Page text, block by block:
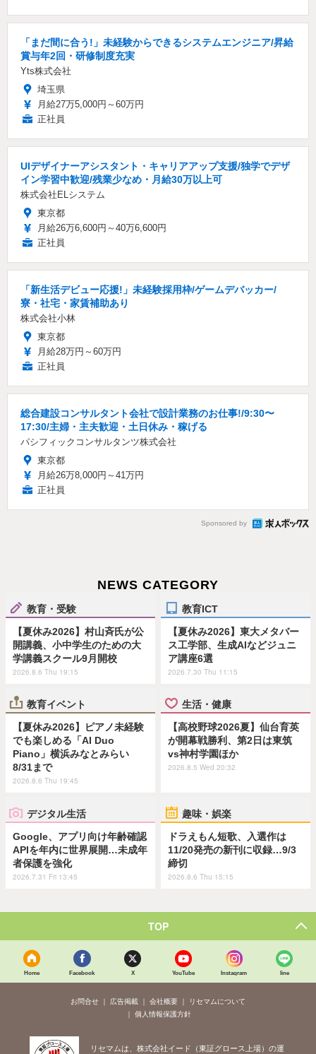
「まだ間に合う!」未経験からできるシステムエンジニア/昇給
賞与年2回・研修制度充実
Yts株式会社
埼玉県
月給27万5,000円～60万円
正社員
UIデザイナーアシスタント・キャリアアップ支援/独学でデザ
イン学習中歓迎/残業少なめ・月給30万以上可
株式会社ELシステム
東京都
月給26万6,600円～40万6,600円
正社員
「新生活デビュー応援!」未経験採用枠/ゲームデバッカー/
寮・社宅・家賃補助あり
株式会社小林
東京都
月給28万円～60万円
正社員
総合建設コンサルタント会社で設計業務のお仕事!/9:30〜
17:30/主婦・主夫歓迎・土日休み・稼げる
パシフィックコンサルタンツ株式会社
東京都
月給26万8,000円～41万円
正社員
Sponsored by
NEWS CATEGORY
教育・受験
【夏休み2026】村山斉氏が公
開講義、小中学生のための大
学講義スクール9月開校
2026.8.6 Thu 19:15
教育ICT
【夏休み2026】東大メタバー
ス工学部、生成AIなどジュニ
ア講座6選
2026.7.30 Thu 11:15
教育イベント
【夏休み2026】ピアノ未経験
でも楽しめる「AI Duo
Piano」横浜みなとみらい
8/31まで
2026.8.6 Thu 19:45
生活・健康
【高校野球2026夏】仙台育英
が開幕戦勝利、第2日は東筑
vs神村学園ほか
2026.8.5 Wed 20:32
デジタル生活
Google、アプリ向け年齢確認
APIを年内に世界展開…未成年
者保護を強化
2026.7.31 Fri 13:45
趣味・娯楽
ドラえもん短歌、入選作は
11/20発売の新刊に収録…9/3
締切
2026.8.6 Thu 15:15
TOP
Home Facebook X YouTube Instagram line
お問合せ 広告掲載 会社概要
リセマムについて
個人情報保護方針
リセマムは、株式会社イード（東証グロース上場）の運